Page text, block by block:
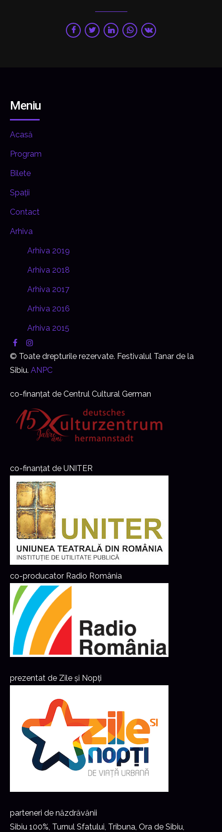
Meniu
Acasă
Program
Bilete
Spații
Contact
Arhiva
Arhiva 2019
Arhiva 2018
Arhiva 2017
Arhiva 2016
Arhiva 2015
© Toate drepturile rezervate. Festivalul Tanar de la
Sibiu. ANPC
co-finanțat de Centrul Cultural German
co-finanțat de UNITER
co-producator Radio România
prezentat de Zile și Nopți
parteneri de năzdrăvănii
Sibiu 100%, Turnul Sfatului, Tribuna, Ora de Sibiu,